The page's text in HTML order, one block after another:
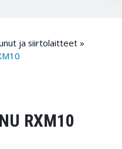
ja siirtolaitteet»
RXM10